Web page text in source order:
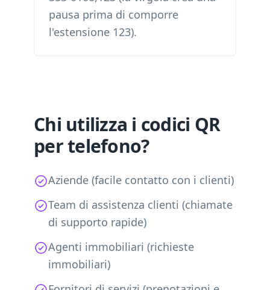
pausa prima di comporre
l'estensione 123).
Chi utilizza i codici QR
per telefono?
Aziende (facile contatto con i clienti)
Team di assistenza clienti (chiamate
di supporto rapide)
Agenti immobiliari (richieste
immobiliari)